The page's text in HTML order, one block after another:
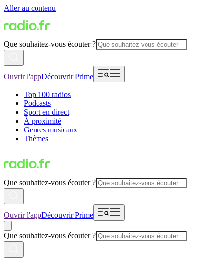
Aller au contenu
Que souhaitez-vous écouter ?
Ouvrir l'appDécouvrir Prime
Top 100 radios
Podcasts
Sport en direct
À proximité
Genres musicaux
Thèmes
Que souhaitez-vous écouter ?
Ouvrir l'appDécouvrir Prime
Que souhaitez-vous écouter ?